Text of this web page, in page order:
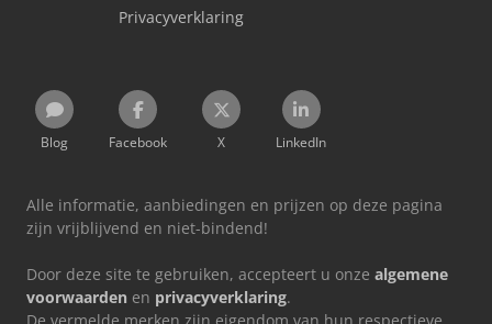
Privacyverklaring
Blog Facebook X LinkedIn
Alle informatie, aanbiedingen en prijzen op deze pagina
zijn vrijblijvend en niet-bindend!
Door deze site te gebruiken, accepteert u onze algemene
voorwaarden en privacyverklaring.